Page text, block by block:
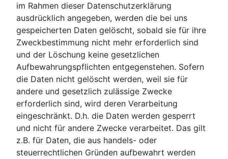
im Rahmen dieser Datenschutzerklärung
ausdrücklich angegeben, werden die bei uns
gespeicherten Daten gelöscht, sobald sie für ihre
Zweckbestimmung nicht mehr erforderlich sind
und der Löschung keine gesetzlichen
Aufbewahrungspflichten entgegenstehen. Sofern
die Daten nicht gelöscht werden, weil sie für
andere und gesetzlich zulässige Zwecke
erforderlich sind, wird deren Verarbeitung
eingeschränkt. D.h. die Daten werden gesperrt
und nicht für andere Zwecke verarbeitet. Das gilt
z.B. für Daten, die aus handels- oder
steuerrechtlichen Gründen aufbewahrt werden